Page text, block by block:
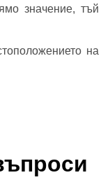
значение, тъй
на